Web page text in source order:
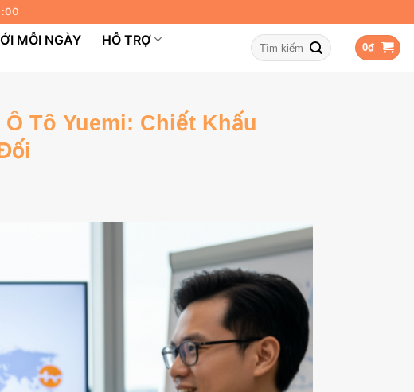
MỖI NGÀY
HỖ TRỢ
Tìm
kiếm:
0₫
Tô Yuemi: Chiết Khấu